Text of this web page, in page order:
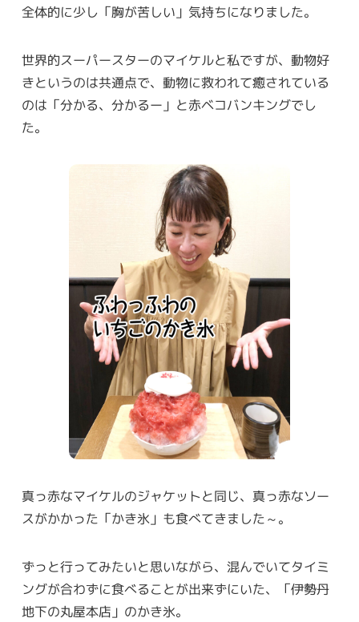
全体的に少し「胸が苦しい」気持ちになりました。
世界的スーパースターのマイケルと私ですが、動物好
きというのは共通点で、動物に救われて癒されている
のは「分かる、分かるー」と赤ベコバンキングでし
た。
真っ赤なマイケルのジャケットと同じ、真っ赤なソー
スがかかった「かき氷」も食べてきました～。
ずっと行ってみたいと思いながら、混んでいてタイミ
ングが合わずに食べることが出来ずにいた、「伊勢丹
地下の丸屋本店」のかき氷。